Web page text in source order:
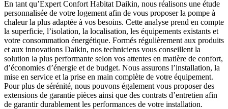
En tant qu’Expert Confort Habitat Daikin, nous réalisons une étude
personnalisée de votre logement afin de vous proposer la pompe à
chaleur la plus adaptée à vos besoins. Cette analyse prend en compte
la superficie, l’isolation, la localisation, les équipements existants et
votre consommation énergétique. Formés régulièrement aux produits
et aux innovations Daikin, nos techniciens vous conseillent la
solution la plus performante selon vos attentes en matière de confort,
d’économies d’énergie et de budget. Nous assurons l’installation, la
mise en service et la prise en main complète de votre équipement.
Pour plus de sérénité, nous pouvons également vous proposer des
extensions de garantie pièces ainsi que des contrats d’entretien afin
de garantir durablement les performances de votre installation.